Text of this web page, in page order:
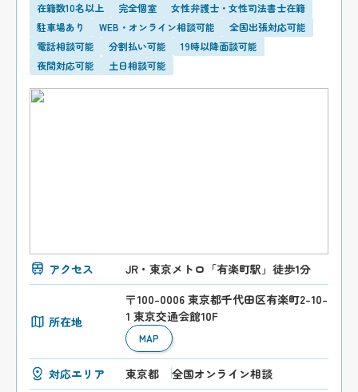
在籍数10名以上 完全個室
女性弁護士・女性司法書士在籍
駐車場あり
WEB・オンライン相談可能
全国出張対応可能
電話相談可能
分割払い可能
19時以降面談可能
夜間対応可能
土日相談可能
アクセス JR・東京メトロ「有楽町駅」徒歩1分
所在地
〒100-0006 東京都千代田区有楽町2-10-
1 東京交通会館10F
MAP
対応エリア 東京都 全国オンライン相談